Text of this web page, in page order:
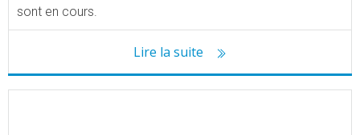
sont en cours.
Lire la suite